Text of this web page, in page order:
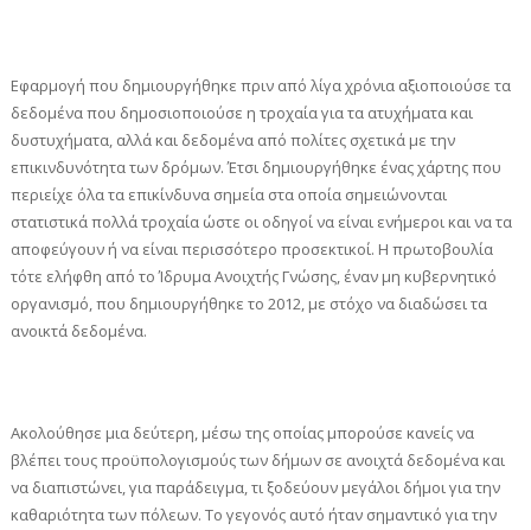
Εφαρμογή που δημιουργήθηκε πριν από λίγα χρόνια αξιοποιούσε τα
δεδομένα που δημοσιοποιούσε η τροχαία για τα ατυχήματα και
δυστυχήματα, αλλά και δεδομένα από πολίτες σχετικά με την
επικινδυνότητα των δρόμων. Έτσι δημιουργήθηκε ένας χάρτης που
περιείχε όλα τα επικίνδυνα σημεία στα οποία σημειώνονται
στατιστικά πολλά τροχαία ώστε οι οδηγοί να είναι ενήμεροι και να τα
αποφεύγουν ή να είναι περισσότερο προσεκτικοί. Η πρωτοβουλία
τότε ελήφθη από το Ίδρυμα Ανοιχτής Γνώσης, έναν μη κυβερνητικό
οργανισμό, που δημιουργήθηκε το 2012, με στόχο να διαδώσει τα
ανοικτά δεδομένα.
Ακολούθησε μια δεύτερη, μέσω της οποίας μπορούσε κανείς να
βλέπει τους προϋπολογισμούς των δήμων σε ανοιχτά δεδομένα και
να διαπιστώνει, για παράδειγμα, τι ξοδεύουν μεγάλοι δήμοι για την
καθαριότητα των πόλεων. Το γεγονός αυτό ήταν σημαντικό για την